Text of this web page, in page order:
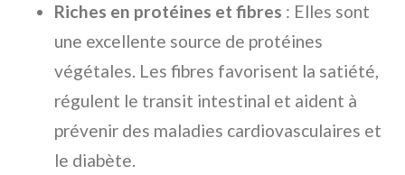
Riches en protéines et fibres : Elles sont
une excellente source de protéines
végétales. Les fibres favorisent la satiété,
régulent le transit intestinal et aident à
prévenir des maladies cardiovasculaires et
le diabète.